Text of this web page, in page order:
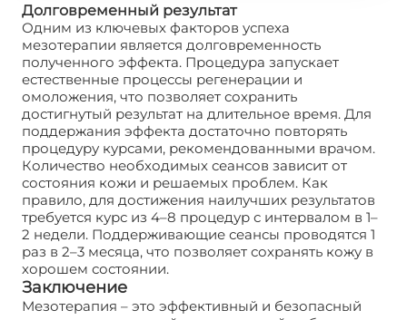
Долговременный результат
Одним из ключевых факторов успеха
мезотерапии является долговременность
полученного эффекта. Процедура запускает
естественные процессы регенерации и
омоложения, что позволяет сохранить
достигнутый результат на длительное время. Для
поддержания эффекта достаточно повторять
процедуру курсами, рекомендованными врачом.
Количество необходимых сеансов зависит от
состояния кожи и решаемых проблем. Как
правило, для достижения наилучших результатов
требуется курс из 4–8 процедур с интервалом в 1–
2 недели. Поддерживающие сеансы проводятся 1
раз в 2–3 месяца, что позволяет сохранять кожу в
хорошем состоянии.
Заключение
Мезотерапия – это эффективный и безопасный